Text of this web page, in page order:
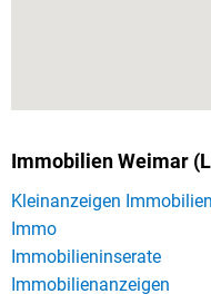
Immobilien Weimar
Kleinanzeigen Immobilien
Immo
Immobilieninserate
Immobilienanzeigen